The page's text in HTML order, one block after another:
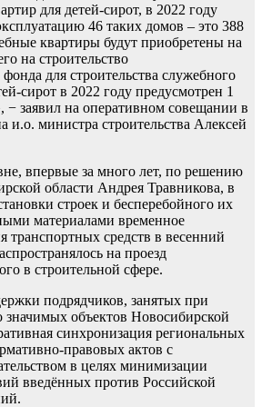
для детей-сирот, в 2022 году
46 таких домов – это 388
квартиры будут приобретены на
на строительство
для строительства служебного
сирот в 2022 году предусмотрен 1
− заявил на оперативном совещании в
и.о. министра строительства Алексей
впервые за много лет, по решению
области Андрея Травникова, в
строек и бесперебойного их
материалами временное
транспортных средств в весенний
на проезд
в строительной сфере.
подрядчиков, занятых при
значимых объектов Новосибирской
синхронизация региональных
правовых актов с
в целях минимизации
введённых против Российской